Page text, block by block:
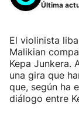
Última
El violinista
Malikian
Kepa Junkera.
una gira que
que, según ha
diálogo entre